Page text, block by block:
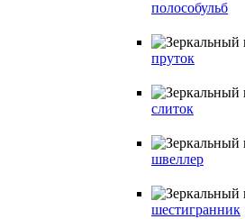
полособульб
пруток
слиток
швеллер
шестигранник